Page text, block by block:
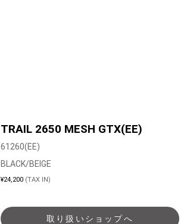
TRAIL 2650 MESH GTX(EE)
61260(EE)
BLACK/BEIGE
¥24,200 (TAX IN)
取り扱いショップへ